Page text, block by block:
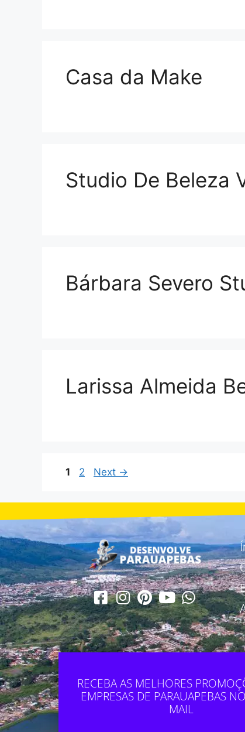
Casa da Make
Studio De Beleza
Bárbara Severo
Larissa Almeida
1 2 Next →
RECEBA AS MELHORES
EMPRESAS DE PARAUAPEBAS
MAIL